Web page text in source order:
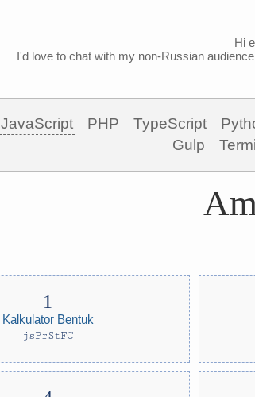
Hi
I'd love to chat with my non-Russian
JavaScript PHP TypeScript
Gulp
Kalkulator Bentuk
jsPrStFC